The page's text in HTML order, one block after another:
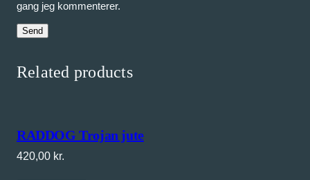
gang jeg kommenterer.
Related products
RADDOG Trojan jute
420,00 kr.